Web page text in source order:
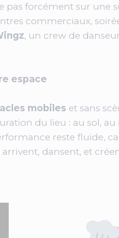
pas forcément sur une
commerciaux,
, un crew de
espace
mobiles et sans
du lieu : au sol,
reste fluide,
dansent, et